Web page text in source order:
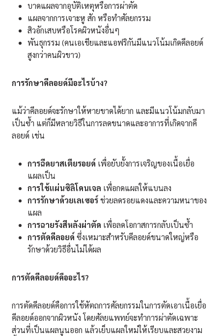
บาดแผลจากอุบัติเหตุหรือการผ่าตัด
แผลจากการเจาะหู สัก หรือทำศัลยกรรม
สิวอักเสบหรือโรคผิวหนังอื่นๆ
พันธุกรรม (คนเอเชียและแอฟริกันมีแนวโน้มเกิดคีลอยด์
สูงกว่าคนผิวขาว)
การรักษาคีลอยด์มีอะไรบ้าง?
แม้ว่าคีลอยด์จะรักษาให้หายขาดได้ยาก และมีแนวโน้มกลับมา
เป็นซ้ำ แต่ก็มีหลายวิธีในการลดขนาดและอาการที่เกิดจากคี
ลอยด์ เช่น
การฉีดยาสเตียรอยด์ เพื่อยับยั้งการเจริญของเนื้อเยื่อ
แผลเป็น
การใช้แผ่นซิลิโคนเจล เพื่อกดแผลให้แบนลง
การรักษาด้วยเลเซอร์ช่วยลดรอยแดงและความหนาของ
แผล
การฉายรังสีหลังผ่าตัด เพื่อลดโอกาสการกลับเป็นซ้ำ
การตัดคีลอยด์ ซึ่งเหมาะสำหรับคีลอยด์ขนาดใหญ่หรือ
รักษาด้วยวิธีอื่นไม่ได้ผล
การตัดคีลอยด์คืออะไร?
การตัดคีลอยด์คือการใช้หัตถการศัลยกรรมในการตัดเอาเนื้อเยื่อ
คีลอยด์ออกจากผิวหนัง โดยศัลยแพทย์จะทำการผ่าตัดเฉพาะ
ส่วนที่เป็นแผลนูนออก แล้วเย็บแผลใหม่ให้เรียบและสวยงาม